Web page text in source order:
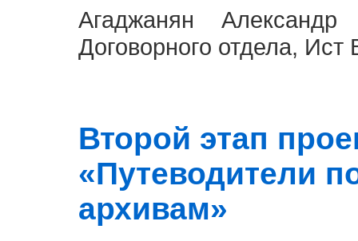
Агаджанян Александр
Договорного отдела,
Второй этап
«Путеводители
архивам»